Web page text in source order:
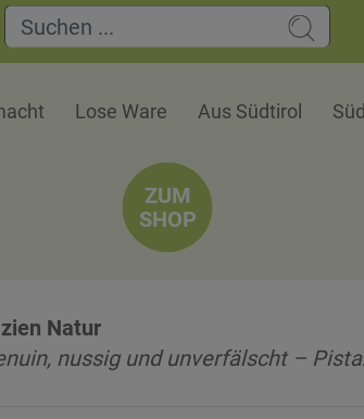
Lose Ware Aus Südtirol
ZUM
SHOP
Natur
nussig und unverfälscht –